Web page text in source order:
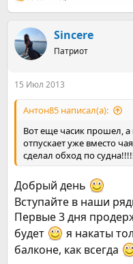
е
к
ц
и
Sincere
Патриот
15 Июл 2013
Антон85 написал(а):
Вот еще часик прошел, а
отпускает уже вместо
сделал обход по
Добрый день
Вступайте в наши
Первые 3 дня
будет
я накаты
балконе, как всегда